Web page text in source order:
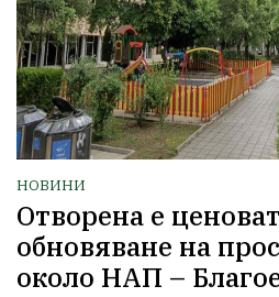
НОВИНИ
Отворена е
обновяване на
около НАП –